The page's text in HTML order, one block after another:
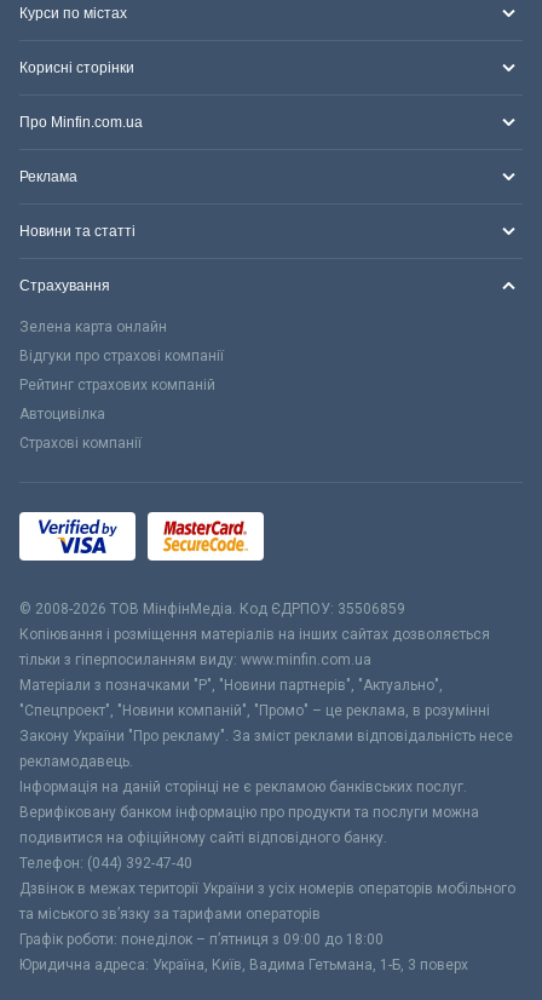
Курси по містах
Корисні сторінки
Про Minfin.com.ua
Реклама
Новини та статті
Страхування
Зелена карта онлайн
Відгуки про страхові компанії
Рейтинг страхових компаній
Автоцивілка
Страхові компанії
© 2008-2026 ТОВ МiнфiнМедiа. Код ЄДРПОУ: 35506859
Копіювання і розміщення матеріалів на інших сайтах дозволяється
тільки з гіперпосиланням виду: www.minfin.com.ua
Матеріали з позначками "Р", "Новини партнерів", "Актуально",
"Спецпроект", "Новини компаній", "Промо" – це реклама, в розумінні
Закону України "Про рекламу". За зміст реклами відповідальність несе
рекламодавець.
Інформація на даній сторінці не є рекламою банківських послуг.
Верифіковану банком інформацію про продукти та послуги можна
подивитися на офіційному сайті відповідного банку.
Телефон: (044) 392-47-40
Дзвінок в межах території України з усіх номерів операторів мобільного
та міського зв’язку за тарифами операторів
Графік роботи: понеділок – п’ятниця з 09:00 до 18:00
Юридична адреса: Україна, Київ, Вадима Гетьмана, 1-Б, 3 поверх